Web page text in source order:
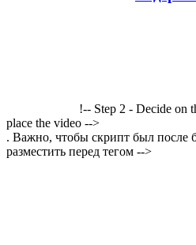
!-- Step 2 - Decide on
place the video -->
. Важно, чтобы скрипт был после
разместить перед тегом -->